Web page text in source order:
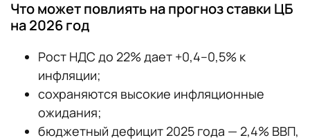
Что может повлиять на прогноз ставки ЦБ
на 2026 год
Рост НДС до 22% дает +0,4–0,5% к
инфляции;
сохраняются высокие инфляционные
ожидания;
бюджетный дефицит 2025 года — 2,4% ВВП,